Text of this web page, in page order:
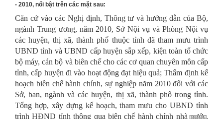
- 2010, nổi bật trên các mặt sau:
Căn cứ vào các Nghị định, Thông tư và hướng dẫn của Bộ,
ngành Trung ương, năm 2010, Sở Nội vụ và Phòng Nội vụ
các huyện, thị xã, thành phố thuộc tỉnh đã tham mưu trình
UBND tỉnh và UBND cấp huyện sắp xếp, kiện toàn tổ chức
bộ máy, cán bộ và biên chế cho các cơ quan chuyên môn cấp
tỉnh, cấp huyện đi vào hoạt động đạt hiệu quả; Thẩm định kế
hoạch biên chế hành chính, sự nghiệp năm 2010 đối với các
Sở, ban, ngành và các huyện, thị xã, thành phố trong tỉnh.
Tổng hợp, xây dựng kế hoạch, tham mưu cho UBND tỉnh
trình HĐND tỉnh thông qua biên chế hành chính nhà nước,